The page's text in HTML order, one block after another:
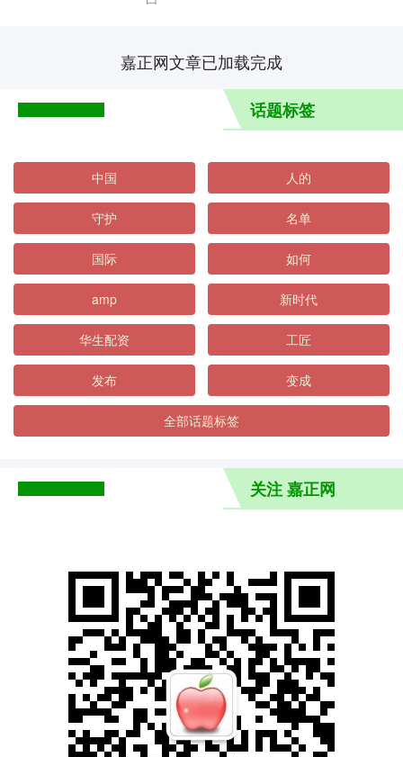
嘉正网文章已加载完成
话题标签
中国 人的
守护 名单
国际 如何
amp 新时代
华生配资 工匠
发布 变成
全部话题标签
关注 嘉正网